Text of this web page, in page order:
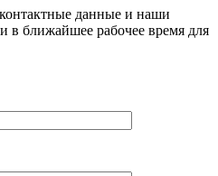
данные и наши
в ближайшее рабочее время для